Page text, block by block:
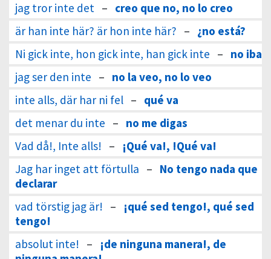
jag tror inte det – creo que no, no lo creo
är han inte här? är hon inte här? – ¿no está?
Ni gick inte, hon gick inte, han gick inte – no iba
jag ser den inte – no la veo, no lo veo
inte alls, där har ni fel – qué va
det menar du inte – no me digas
Vad då!, Inte alls! –
¡Qué va!, !Qué va!
Jag har inget att förtulla – No tengo nada que
declarar
vad törstig jag är! –
¡qué sed tengo!, qué sed
tengo!
absolut inte! –
¡de ninguna manera!, de